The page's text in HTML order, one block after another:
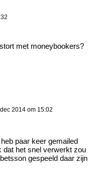
met moneybookers?
2014 om 15:02
paar keer gemailed
dat het snel verwerkt zou
gespeeld daar zijn